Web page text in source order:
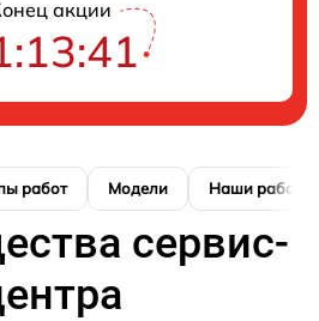
акции
работ Модели Наши работы
сервис-